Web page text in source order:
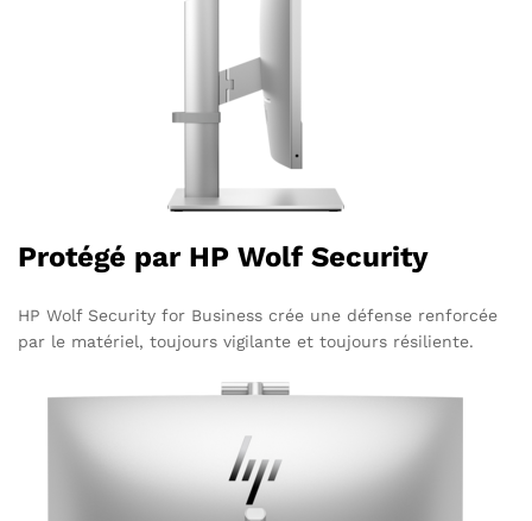
Protégé par HP Wolf Security
HP Wolf Security for Business crée une défense renforcée
par le matériel, toujours vigilante et toujours résiliente.